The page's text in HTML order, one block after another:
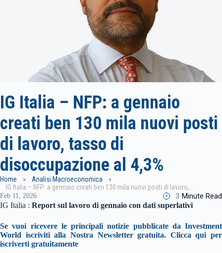
IG Italia – NFP: a gennaio
creati ben 130 mila nuovi posti
di lavoro, tasso di
disoccupazione al 4,3%
Home
Analisi Macroeconomica
Feb 11, 2026 3 Minute Read
IG Italia : Report sul lavoro di gennaio con dati superlativi
Se vuoi ricevere le principali notizie pubblicate da Investment
World iscriviti alla Nostra Newsletter gratuita. Clicca qui per
iscriverti gratuitamente